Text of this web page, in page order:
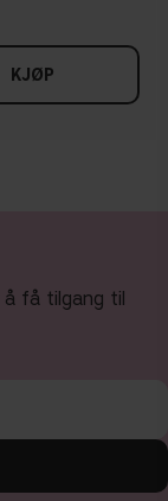
KJØP
å få tilgang til